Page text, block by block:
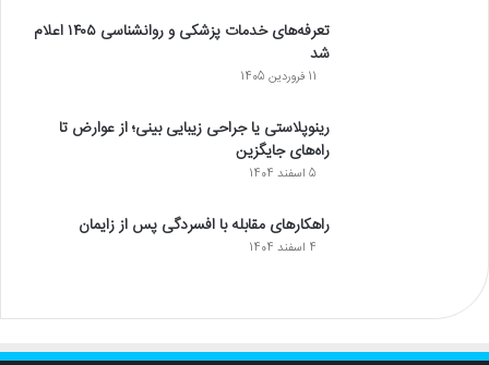
تعرفه‌های خدمات پزشکی و روانشناسی ۱۴۰۵ اعلام
شد
11 فروردین 1405
رینوپلاستی یا جراحی زیبایی بینی؛ از عوارض تا
راه‌های جایگزین
5 اسفند 1404
راهکارهای مقابله با افسردگی پس از زایمان
4 اسفند 1404